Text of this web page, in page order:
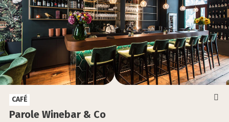
Paro­le Wine­bar & Co
CAFÉ